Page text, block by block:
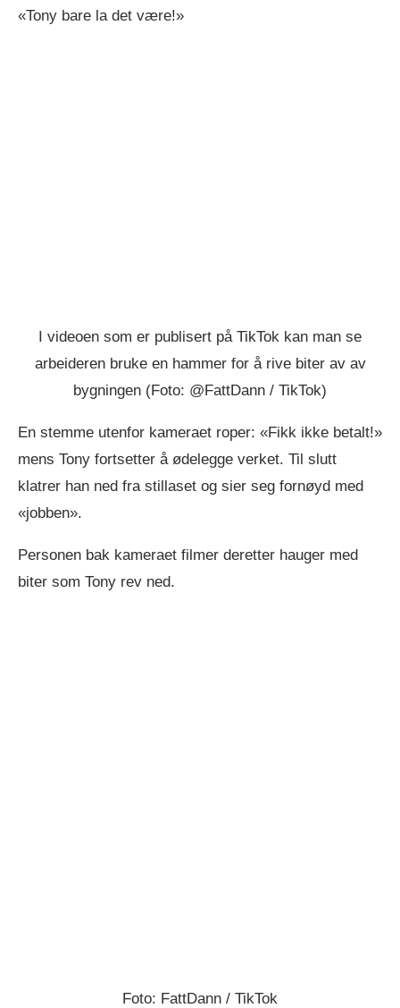
«Tony bare la det være!»
I videoen som er publisert på TikTok kan man se
arbeideren bruke en hammer for å rive biter av av
bygningen (Foto: @FattDann / TikTok)
En stemme utenfor kameraet roper: «Fikk ikke betalt!»
mens Tony fortsetter å ødelegge verket. Til slutt
klatrer han ned fra stillaset og sier seg fornøyd med
«jobben».
Personen bak kameraet filmer deretter hauger med
biter som Tony rev ned.
Foto: FattDann / TikTok